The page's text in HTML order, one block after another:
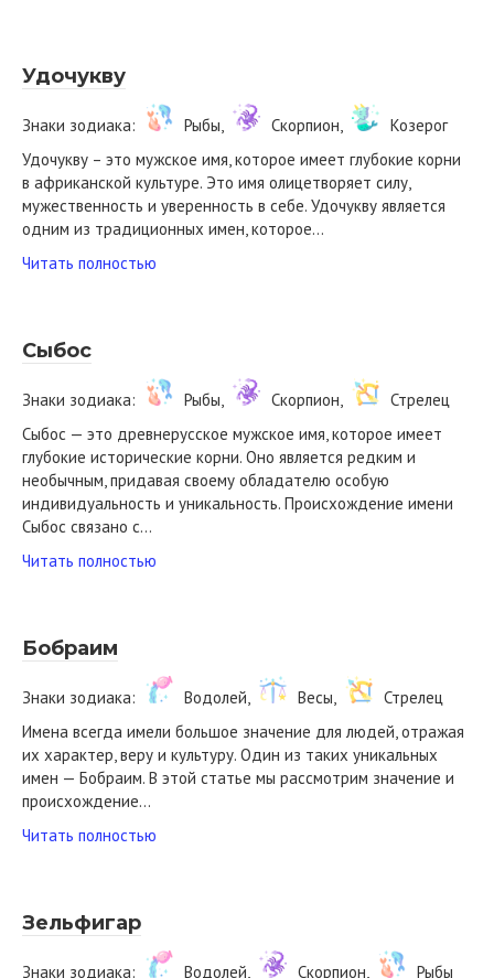
Удочукву
Знаки зодиака: Рыбы, Скорпион,
Козерог
Удочукву – это мужское имя, которое имеет глубокие корни
в африканской культуре. Это имя олицетворяет силу,
мужественность и уверенность в себе. Удочукву является
одним из традиционных имен, которое…
Читать полностью
Сыбос
Знаки зодиака: Рыбы, Скорпион,
Стрелец
Сыбос — это древнерусское мужское имя, которое имеет
глубокие исторические корни. Оно является редким и
необычным, придавая своему обладателю особую
индивидуальность и уникальность. Происхождение имени
Сыбос связано с…
Читать полностью
Бобраим
Знаки зодиака: Водолей, Весы,
Стрелец
Имена всегда имели большое значение для людей, отражая
их характер, веру и культуру. Один из таких уникальных
имен — Бобраим. В этой статье мы рассмотрим значение и
происхождение…
Читать полностью
Зельфигар
Знаки зодиака: Водолей, Скорпион, Рыбы